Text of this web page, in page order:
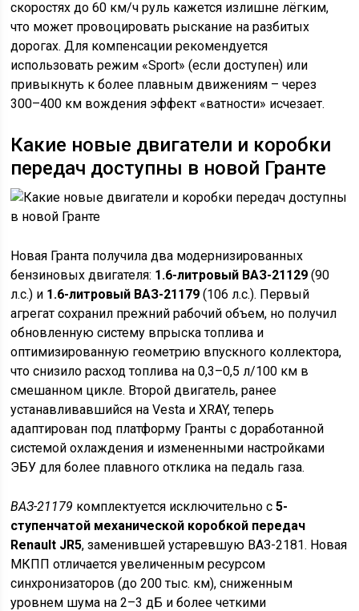
скоростях до 60 км/ч руль кажется излишне лёгким,
что может провоцировать рыскание на разбитых
дорогах. Для компенсации рекомендуется
использовать режим «Sport» (если доступен) или
привыкнуть к более плавным движениям – через
300–400 км вождения эффект «ватности» исчезает.
Какие новые двигатели и коробки
передач доступны в новой Гранте
Новая Гранта получила два модернизированных
бензиновых двигателя: 1.6-литровый ВАЗ-21129 (90
л.с.) и 1.6-литровый ВАЗ-21179 (106 л.с.). Первый
агрегат сохранил прежний рабочий объем, но получил
обновленную систему впрыска топлива и
оптимизированную геометрию впускного коллектора,
что снизило расход топлива на 0,3–0,5 л/100 км в
смешанном цикле. Второй двигатель, ранее
устанавливавшийся на Vesta и XRAY, теперь
адаптирован под платформу Гранты с доработанной
системой охлаждения и измененными настройками
ЭБУ для более плавного отклика на педаль газа.
ВАЗ-21179 комплектуется исключительно с5-
ступенчатой механической коробкой передач
Renault JR5, заменившей устаревшую ВАЗ-2181. Новая
МКПП отличается увеличенным ресурсом
синхронизаторов (до 200 тыс. км), сниженным
уровнем шума на 2–3 дБ и более четкими